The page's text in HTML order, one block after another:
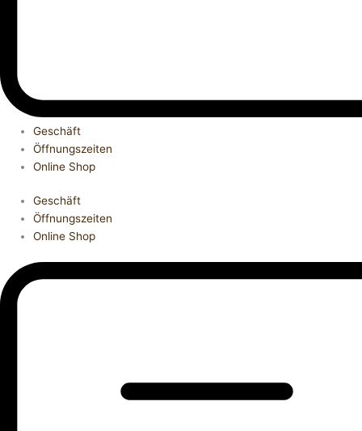
Geschäft
Öffnungszeiten
Online Shop
Geschäft
Öffnungszeiten
Online Shop